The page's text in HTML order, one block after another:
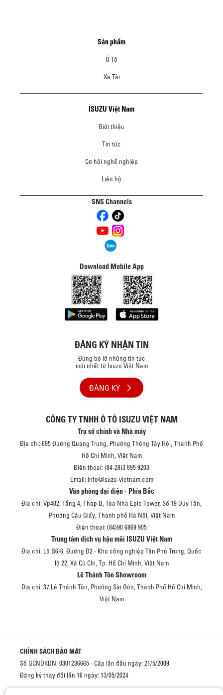
Sản phẩm
Ô Tô
Xe Tải
ISUZU Việt Nam
Giới thiệu
Tin tức
Cơ hội nghề nghiệp
Liên hệ
SNS Channels
Download Mobile App
ĐĂNG KÝ NHẬN TIN
Đừng bỏ lỡ những tin tức
mới nhất từ Isuzu Việt Nam
ĐĂNG KÝ
CÔNG TY TNHH Ô TÔ ISUZU VIỆT NAM
Trụ sở chính và Nhà máy
Địa chỉ: 695 Đường Quang Trung, Phường Thông Tây Hội, Thành Phố
Hồ Chí Minh, Việt Nam
Điện thoại: (84-28)3 895 9203
Email: info@isuzu-vietnam.com
Văn phòng đại diện - Phía Bắc
Địa chỉ: Vp402, Tầng 4, Tháp B, Tòa Nhà Epic Tower, Số 19 Duy Tân,
Phường Cầu Giấy, Thành phố Hà Nội, Việt Nam
Điện thoại: (84)90 6869 905
Trung tâm dịch vụ hậu mãi ISUZU Việt Nam
Địa chỉ: Lô B6-6, Đường D2 - Khu công nghiệp Tân Phú Trung, Quốc
lộ 22, Xã Củ Chi, Tp. Hồ Chí Minh, Việt Nam
Lê Thánh Tôn Showroom
Địa chỉ: 37 Lê Thánh Tôn, Phường Sài Gòn, Thành Phố Hồ Chí Minh,
Việt Nam
CHÍNH SÁCH BẢO MẬT
Số GCNDKDN: 0301236665 - Cấp lần đầu ngày: 21/5/2009
Đăng ký thay đổi lần 16 ngày: 13/05/2024